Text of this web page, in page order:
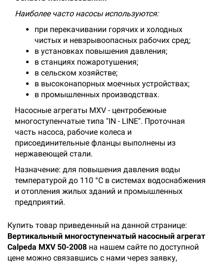
Наиболее часто насосы используются:
при перекачивании горячих и холодных
чистых и невзрывоопасных рабочих сред;
в установках повышения давления;
в станциях пожаротушения;
в сельском хозяйстве;
в высоконапорных моечных устройствах;
в промышленных производствах.
Насосные агрегаты MXV - центробежные
многоступенчатые типа "IN - LINE". Проточная
часть насоса, рабочие колеса и
присоединительные фланцы выполнены из
нержавеющей стали.
Назначение: для повышения давления воды
температурой до 110 °С в системах водоснабжения
и отопления жилых зданий и промышленных
предприятий.
Купить товар приведенный на данной странице:
Вертикальный многоступенчатый насосный агрегат
Calpeda MXV 50-2008 на нашем сайте по доступной
цене можно связавшись с нами через заявку,